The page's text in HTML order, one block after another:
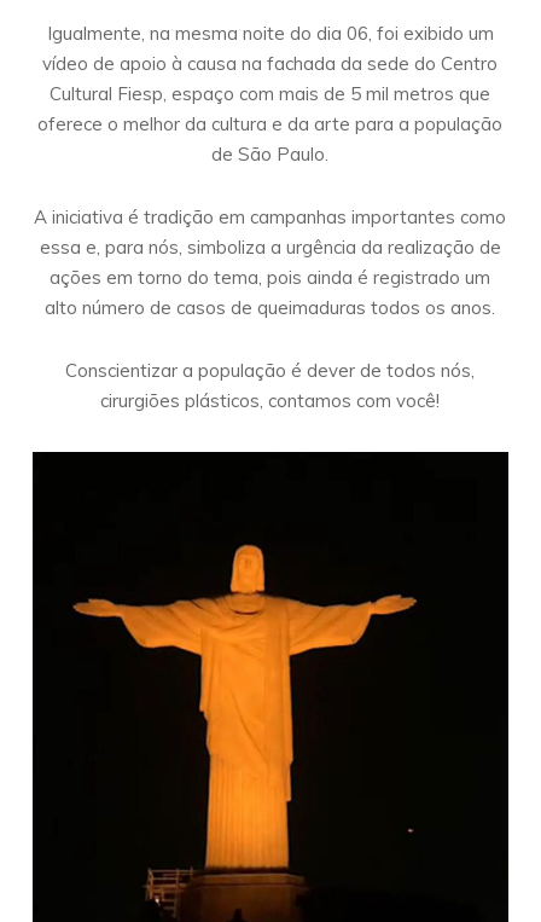
Igualmente, na mesma noite do dia 06, foi exibido um
vídeo de apoio à causa na fachada da sede do Centro
Cultural Fiesp, espaço com mais de 5 mil metros que
oferece o melhor da cultura e da arte para a população
de São Paulo.
A iniciativa é tradição em campanhas importantes como
essa e, para nós, simboliza a urgência da realização de
ações em torno do tema, pois ainda é registrado um
alto número de casos de queimaduras todos os anos.
Conscientizar a população é dever de todos nós,
cirurgiões plásticos, contamos com você!